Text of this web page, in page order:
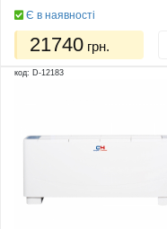
Є в наявності
21740 грн.
код: D-12183